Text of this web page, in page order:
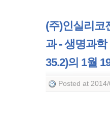
(주)인실리코
과 - 생명과
35.2)의 1월
Posted at